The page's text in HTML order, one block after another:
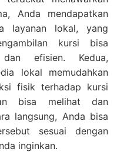
Anda mendapatkan
layanan lokal, yang
kursi bisa
efisien. Kedua,
lokal memudahkan
fisik terhadap kursi
bisa melihat dan
langsung, Anda bisa
sesuai dengan
inginkan.